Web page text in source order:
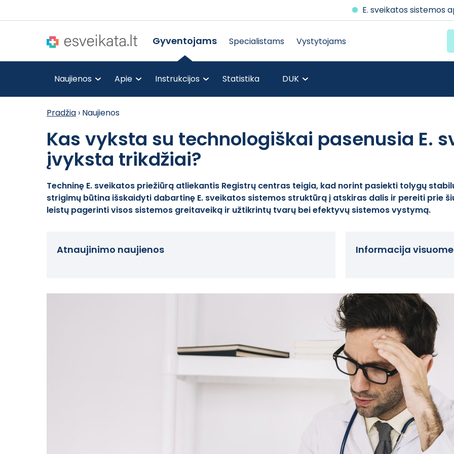
E. sveikatos sistemos
Gyventojams Specialistams Vystytojams
Naujienos Apie Instrukcijos Statistika DUK
Pradžia › Naujienos
Kas vyksta su technologiškai pasenusia E.
įvyksta trikdžiai?
Techninę E. sveikatos priežiūrą atliekantis Registrų centras teigia, kad norint pasiekti tolygų
strigimų būtina išskaidyti dabartinę E. sveikatos sistemos struktūrą į atskiras dalis ir pereiti prie
leistų pagerinti visos sistemos greitaveiką ir užtikrintų tvarų bei efektyvų sistemos vystymą.
Atnaujinimo naujienos Informacija